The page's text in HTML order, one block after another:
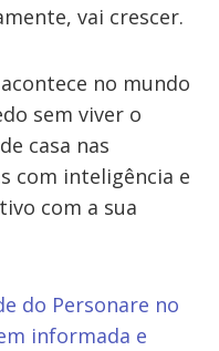
vai crescer.
no mundo
sem viver o
casa nas
com inteligência e
com a sua
do Personare no
informada e